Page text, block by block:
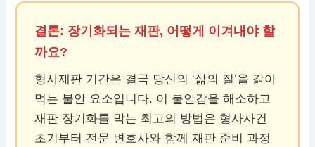
결론: 장기화되는 재판, 어떻게 이겨내야 할
까요?
형사재판 기간은 결국 당신의 ‘삶의 질’을 갉아
먹는 불안 요소입니다. 이 불안감을 해소하고
재판 장기화를 막는 최고의 방법은 형사사건
초기부터 전문 변호사와 함께 재판 준비 과정